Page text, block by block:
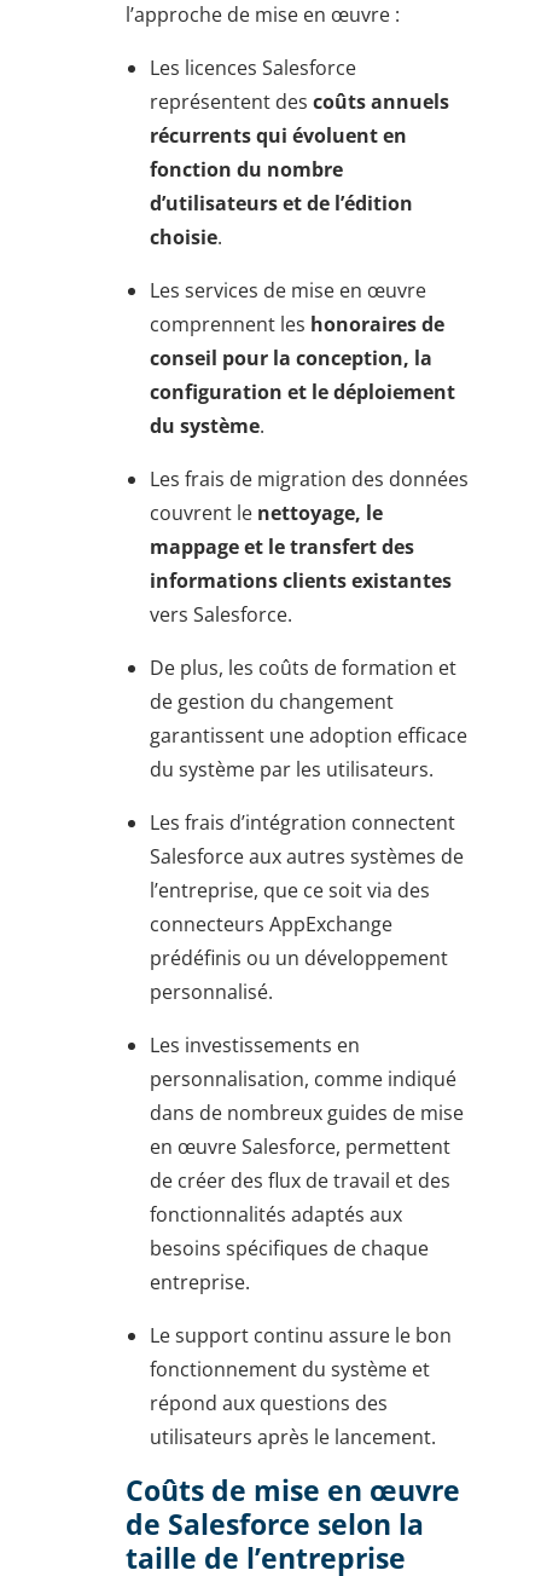
l’approche de mise en œuvre :
Les licences Salesforce
représentent des coûts annuels
récurrents qui évoluent en
fonction du nombre
d’utilisateurs et de l’édition
choisie.
Les services de mise en œuvre
comprennent les honoraires de
conseil pour la conception, la
configuration et le déploiement
du système.
Les frais de migration des données
couvrent le nettoyage, le
mappage et le transfert des
informations clients existantes
vers Salesforce.
De plus, les coûts de formation et
de gestion du changement
garantissent une adoption efficace
du système par les utilisateurs.
Les frais d’intégration connectent
Salesforce aux autres systèmes de
l’entreprise, que ce soit via des
connecteurs AppExchange
prédéfinis ou un développement
personnalisé.
Les investissements en
personnalisation, comme indiqué
dans de nombreux guides de mise
en œuvre Salesforce, permettent
de créer des flux de travail et des
fonctionnalités adaptés aux
besoins spécifiques de chaque
entreprise.
Le support continu assure le bon
fonctionnement du système et
répond aux questions des
utilisateurs après le lancement.
Coûts de mise en œuvre
de Salesforce selon la
taille de l’entreprise